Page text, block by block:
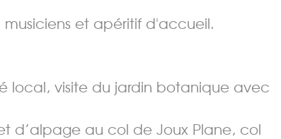
et apéritif d'accueil.
local, visite du jardin botanique avec
d’alpage au col de Joux Plane, col